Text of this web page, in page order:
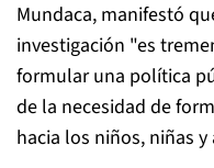
Mundaca, manifestó
investigación "es
formular una política
de la necesidad de
hacia los niños, niñas y